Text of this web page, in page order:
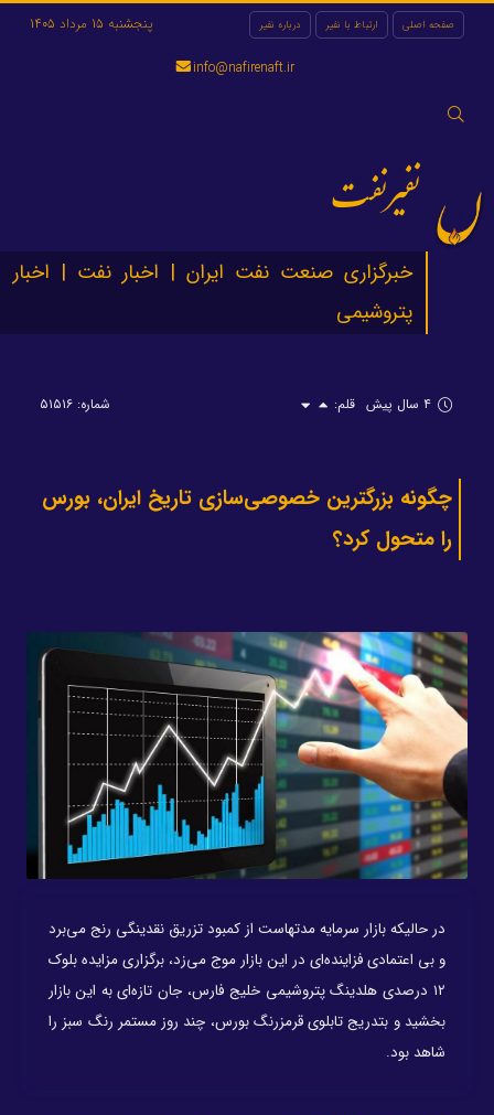
صفحه اصلی ارتباط با نفیر درباره نفیر
جستجو
پنجشنبه 15 مرداد 1405
info@nafirenaft.ir
نفیرنفت
خبرگزاری صنعت نفت ایران | اخبار نفت | اخبار
پتروشیمی
۴ سال پیش قلم: شماره: ۵۱۵۱۶
چگونه بزرگترین خصوصی‌سازی تاریخ ایران، بورس
را متحول کرد؟
در حالیکه بازار سرمایه مدتهاست از کمبود تزریق نقدینگی رنج می‌برد
و بی اعتمادی فزاینده‌ای در این بازار موج می‌زد، برگزاری مزایده بلوک
۱۲ درصدی هلدینگ پتروشیمی خلیج فارس، جان تازه‌ای به این بازار
بخشید و بتدریج تابلوی قرمزرنگ بورس، چند روز مستمر رنگ سبز را
شاهد بود.